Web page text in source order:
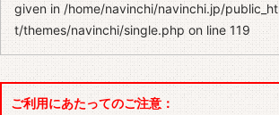
given in/home/navinchi/navinchi.jp/
t/themes/navinchi/single.php on line119
ご利用にあたってのご注意：